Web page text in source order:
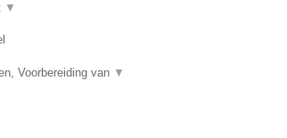
▼
Voorbereiding van ▼